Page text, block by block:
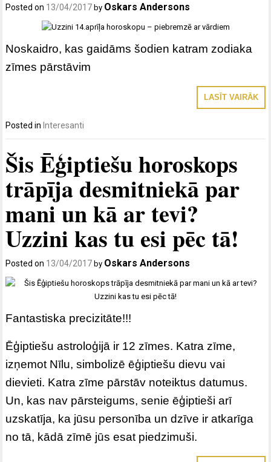
Posted on 13/04/2017 by Oskars Andersons
Noskaidro, kas gaidāms šodien katram zodiaka
zīmes pārstāvim
LASĪT VAIRĀK
Posted in Interesanti
Šis Ēģiptiešu horoskops
trāpīja desmitniekā par
mani un kā ar tevi?
Uzzini kas tu esi pēc tā!
Posted on 13/04/2017 by Oskars Andersons
Fantastiska precizitāte!!!
Ēģiptiešu astroloģijā ir 12 zīmes. Katra zīme,
izņemot Nīlu, simbolizē ēģiptiešu dievu vai
dievieti. Katra zīme pārstāv noteiktus datumus.
Un, kas nav pārsteigums, senie ēģiptieši arī
uzskatīja, ka jūsu personība un dzīve ir atkarīga
no tā, kādā zīmē jūs esat piedzimuši.